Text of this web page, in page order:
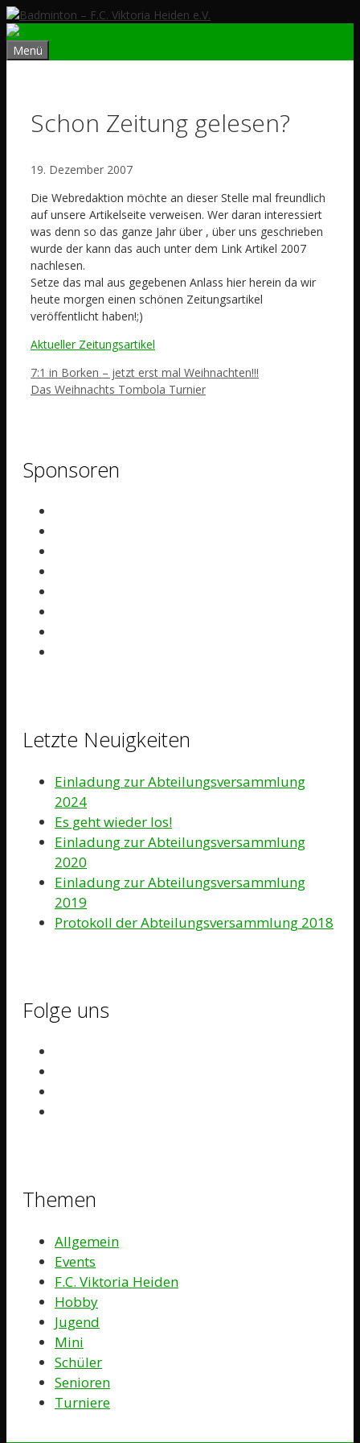
Zum
Inhalt
springen
Menü
Schon Zeitung gelesen?
19. Dezember 2007
Die Webredaktion möchte an dieser Stelle mal freundlich
auf unsere Artikelseite verweisen. Wer daran interessiert
was denn so das ganze Jahr über , über uns geschrieben
wurde der kann das auch unter dem Link Artikel 2007
nachlesen.
Setze das mal aus gegebenen Anlass hier herein da wir
heute morgen einen schönen Zeitungsartikel
veröffentlicht haben!;)
Aktueller Zeitungsartikel
7:1 in Borken – jetzt erst mal Weihnachten!!!
Das Weihnachts Tombola Turnier
Sponsoren
Letzte Neuigkeiten
Einladung zur Abteilungsversammlung
2024
Es geht wieder los!
Einladung zur Abteilungsversammlung
2020
Einladung zur Abteilungsversammlung
2019
Protokoll der Abteilungsversammlung 2018
Folge uns
Themen
Allgemein
Events
F.C. Viktoria Heiden
Hobby
Jugend
Mini
Schüler
Senioren
Turniere